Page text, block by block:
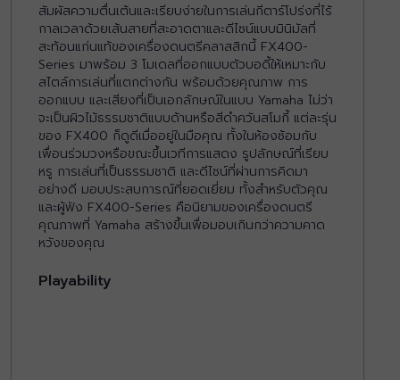
สัมผัสความตื่นเต้นและเรียบง่ายในการเล่นกีตาร์โปร่งที่ไร้
กาลเวลาด้วยเส้นสายที่สะอาดตาและดีไซน์แบบมินิมัลที่
สะท้อนแก่นแท้ของเครื่องดนตรีคลาสสิกนี้ FX400-
Series มาพร้อม 3 โมเดลที่ออกแบบตัวบอดี้ให้เหมาะกับ
สไตล์การเล่นที่แตกต่างกัน พร้อมด้วยคุณภาพ การ
ออกแบบ และเสียงที่เป็นเอกลักษณ์ในแบบ Yamaha ไม่ว่า
จะเป็นผิวไม้ธรรมชาติแบบด้านหรือสีดำควันสโมกี้ แต่ละรุ่น
ของ FX400 ก็ดูดีเมื่ออยู่ในมือคุณ ทั้งในห้องซ้อมกับ
เพื่อนร่วมวงหรือขณะขึ้นเวทีการแสดง รูปลักษณ์ที่เรียบ
หรู การเล่นที่เป็นธรรมชาติ และดีไซน์ที่ผ่านการคิดมา
อย่างดี มอบประสบการณ์ที่ยอดเยี่ยม ทั้งสำหรับตัวคุณ
และผู้ฟัง FX400-Series คือนิยามของเครื่องดนตรี
คุณภาพที่ Yamaha สร้างขึ้นเพื่อมอบเกินกว่าความคาด
หวังของคุณ
Playability